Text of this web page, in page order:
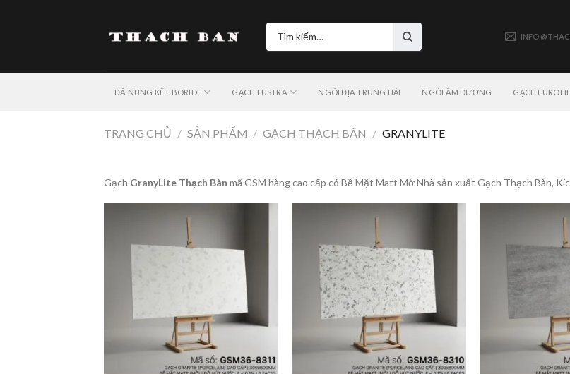
Tìm
kiếm:
ĐÁ NUNG KẾT BORIDE GẠCH LUSTRA NGÓI ĐỊA TRUNG HẢI NGÓI ÂM DƯƠNG GẠCH
TRANG CHỦ / SẢN PHẨM / GẠCH THẠCH BÀN / GRANYLITE
Gạch GranyLite Thạch Bàn mã GSM hàng cao cấp có Bề Mặt Matt Mờ Nhà sản xuất Gạch Thạch Bàn,